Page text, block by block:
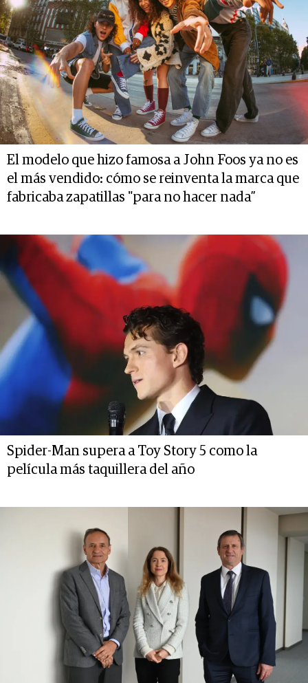
El modelo que hizo famosa a John Foos ya no es
el más vendido: cómo se reinventa la marca que
fabricaba zapatillas "para no hacer nada”
Spider-Man supera a Toy Story 5 como la
película más taquillera del año